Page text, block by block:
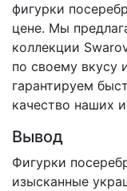
фигурки
цене. Мы
коллекции
по своему вкусу
гарантируем
качество наших
Вывод
Фигурки
изысканные